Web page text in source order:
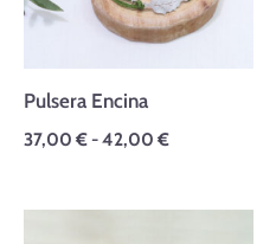
Pulsera Encina
37,00 €-42,00 €